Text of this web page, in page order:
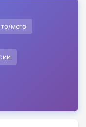
мото